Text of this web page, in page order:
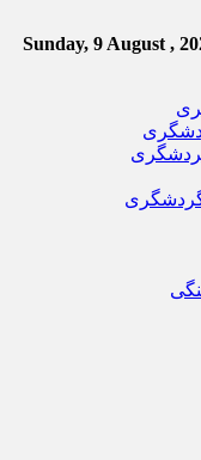
Sunday, 9 August ,
گردشگری